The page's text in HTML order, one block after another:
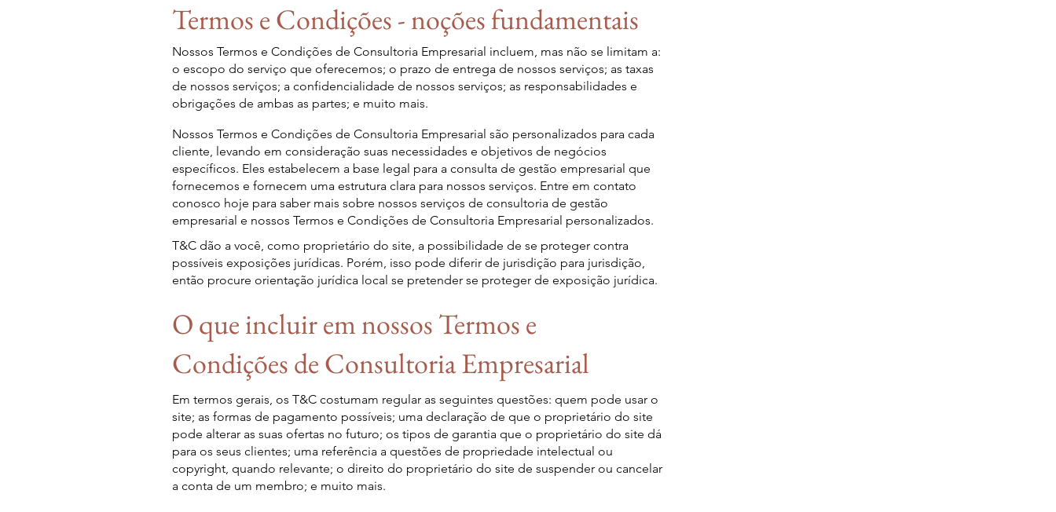
Termos e Condições - noções fundamentais
Nossos Termos e Condições de Consultoria Empresarial incluem, mas não se limitam a:
o escopo do serviço que oferecemos; o prazo de entrega de nossos serviços; as taxas
de nossos serviços; a confidencialidade de nossos serviços; as responsabilidades e
obrigações de ambas as partes; e muito mais.
Nossos Termos e Condições de Consultoria Empresarial são personalizados para cada
cliente, levando em consideração suas necessidades e objetivos de negócios
específicos. Eles estabelecem a base legal para a consulta de gestão empresarial que
fornecemos e fornecem uma estrutura clara para nossos serviços. Entre em contato
conosco hoje para saber mais sobre nossos serviços de consultoria de gestão
empresarial e nossos Termos e Condições de Consultoria Empresarial personalizados.
T&C dão a você, como proprietário do site, a possibilidade de se proteger contra
possíveis exposições jurídicas. Porém, isso pode diferir de jurisdição para jurisdição,
então procure orientação jurídica local se pretender se proteger de exposição jurídica.
O que incluir em nossos Termos e
Condições de Consultoria Empresarial
Em termos gerais, os T&C costumam regular as seguintes questões: quem pode usar o
site; as formas de pagamento possíveis; uma declaração de que o proprietário do site
pode alterar as suas ofertas no futuro; os tipos de garantia que o proprietário do site dá
para os seus clientes; uma referência a questões de propriedade intelectual ou
copyright, quando relevante; o direito do proprietário do site de suspender ou cancelar
a conta de um membro; e muito mais.